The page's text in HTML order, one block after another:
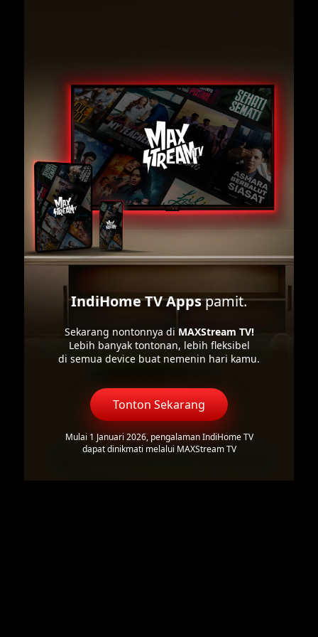
IndiHome TV Appspamit.
Sekarang nontonnya di MAXStream TV!
Lebih banyak tontonan, lebih fleksibel
di semua device buat nemenin hari kamu.
Tonton Sekarang
Mulai 1 Januari 2026, pengalaman IndiHome TV
dapat dinikmati melalui MAXStream TV